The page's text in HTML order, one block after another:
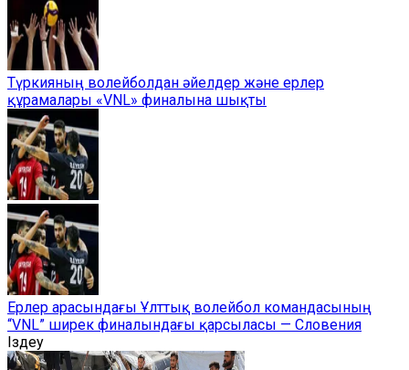
Түркияның волейболдан әйелдер және ерлер
құрамалары «VNL» финалына шықты
Ерлер арасындағы Ұлттық волейбол командасының
“VNL” ширек финалындағы қарсыласы — Словения
Іздеу